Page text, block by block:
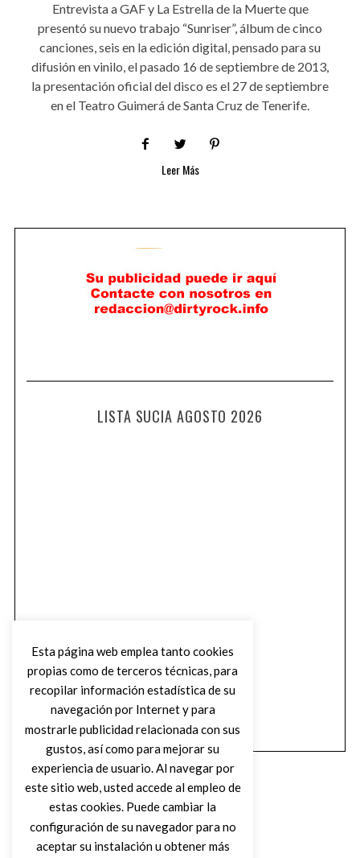
Entrevista a GAF y La Estrella de la Muerte que
presentó su nuevo trabajo “Sunriser”, álbum de cinco
canciones, seis en la edición digital, pensado para su
difusión en vinilo, el pasado 16 de septiembre de 2013,
la presentación oficial del disco es el 27 de septiembre
en el Teatro Guimerá de Santa Cruz de Tenerife.
Leer Más
LISTA SUCIA AGOSTO 2026
Esta página web emplea tanto cookies
propias como de terceros técnicas, para
recopilar información estadística de su
navegación por Internet y para
mostrarle publicidad relacionada con sus
gustos, así como para mejorar su
experiencia de usuario. Al navegar por
este sitio web, usted accede al empleo de
estas cookies. Puede cambiar la
configuración de su navegador para no
aceptar su instalación u obtener más